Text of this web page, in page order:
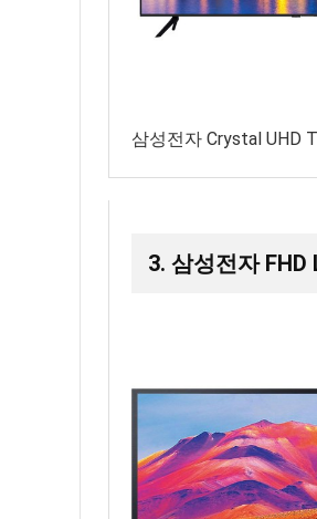
삼성전자 Crystal UHD
3. 삼성전자 FHD